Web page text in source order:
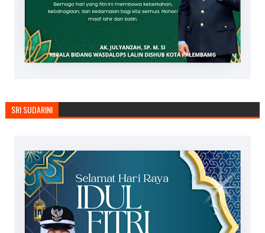
SRI SUDARINI